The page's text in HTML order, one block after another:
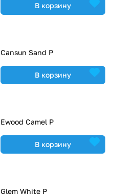
В корзину
Cansun Sand P
В корзину
Ewood Camel P
В корзину
Glem White P